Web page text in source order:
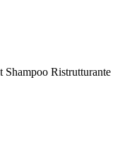
Shampoo Ristrutturante